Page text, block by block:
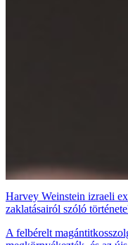
Harvey Weinstein izraeli
zaklatásairól szóló
A felbérelt